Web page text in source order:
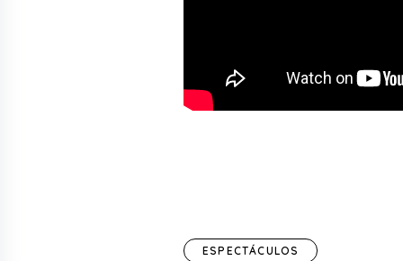
ESPECTÁCULOS